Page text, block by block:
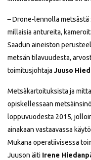
– Drone-lennolla metsästä
millaisia antureita,
Saadun aineiston
metsän tilavuudesta,
toimitusjohtaja Juuso
Metsäkartoituksista ja
opiskellessaan
loppuvuodesta 2015,
ainakaan vastaavassa
Mukana operatiivisessa
Juuson äiti Irene